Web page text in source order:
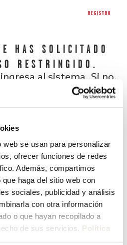
se usan para personalizar
ofrecer funciones de redes
Además, compartimos
haga del sitio web con
sociales, publicidad y análisis
con otra información
o que hayan recopilado a
de sus servicios. Política
REGISTRO
HAS SOLICITADO
RESTRINGIDO.
al sistema. Si no,